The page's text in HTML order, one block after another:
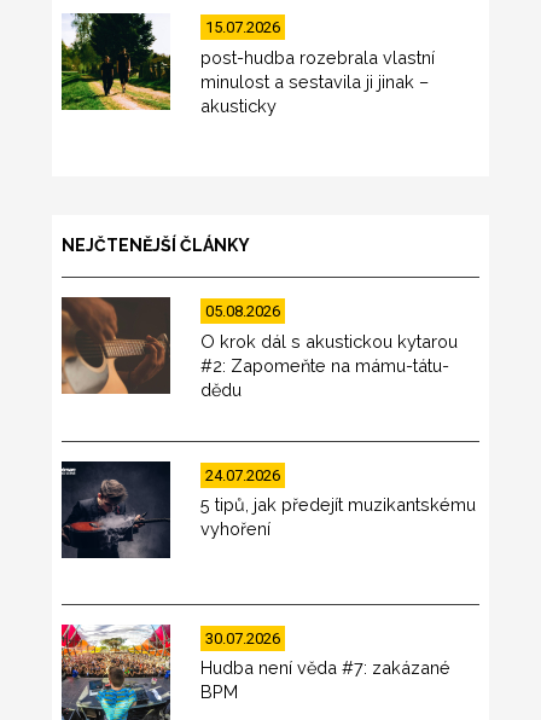
15.07.2026
post-hudba rozebrala vlastní
minulost a sestavila ji jinak –
akusticky
NEJČTENĚJŠÍ ČLÁNKY
05.08.2026
O krok dál s akustickou kytarou
#2: Zapomeňte na mámu-tátu-
dědu
24.07.2026
5 tipů, jak předejít muzikantskému
vyhoření
30.07.2026
Hudba není věda #7: zakázané
BPM